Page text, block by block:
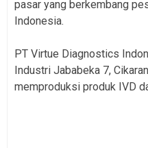
pasar yang berkembang
Indonesia.
PT Virtue Diagnostics
Industri Jababeka 7,
memproduksi produk IVD